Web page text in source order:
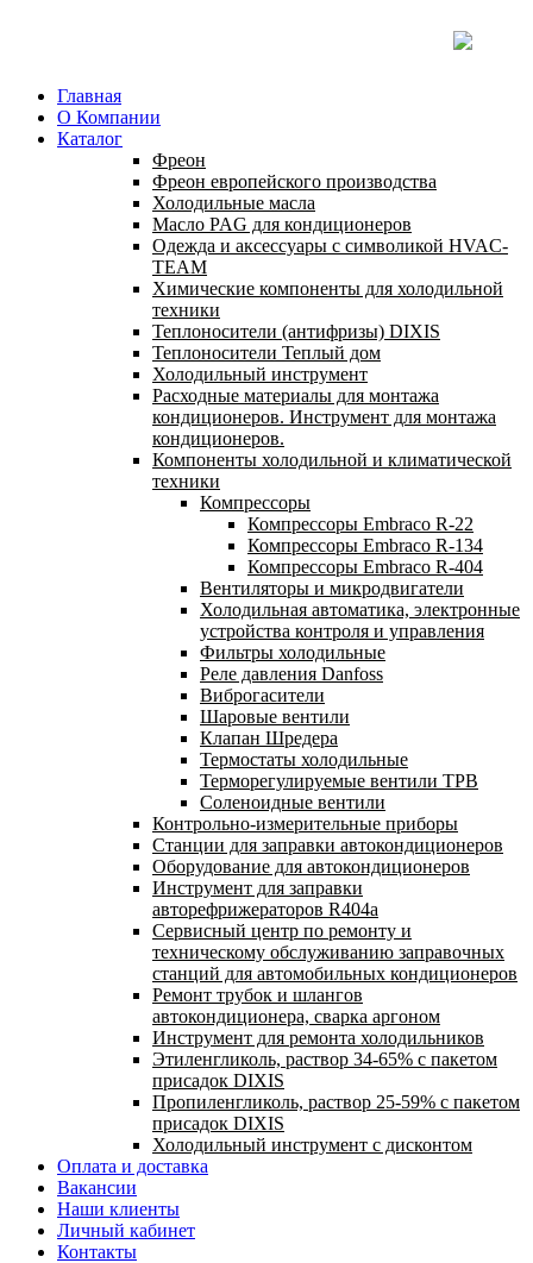
Главная
О Компании
Каталог
Фреон
Фреон европейского производства
Холодильные масла
Масло PAG для кондиционеров
Одежда и аксессуары с символикой HVAC-
TEAM
Химические компоненты для холодильной
техники
Теплоносители (антифризы) DIXIS
Теплоносители Теплый дом
Холодильный инструмент
Расходные материалы для монтажа
кондиционеров. Инструмент для монтажа
кондиционеров.
Компоненты холодильной и климатической
техники
Компрессоры
Компрессоры Embraco R-22
Компрессоры Embraco R-134
Компрессоры Embraco R-404
Вентиляторы и микродвигатели
Холодильная автоматика, электронные
устройства контроля и управления
Фильтры холодильные
Реле давления Danfoss
Виброгасители
Шаровые вентили
Клапан Шредера
Термостаты холодильные
Терморегулируемые вентили ТРВ
Соленоидные вентили
Контрольно-измерительные приборы
Станции для заправки автокондиционеров
Оборудование для автокондиционеров
Инструмент для заправки
авторефрижераторов R404a
Сервисный центр по ремонту и
техническому обслуживанию заправочных
станций для автомобильных кондиционеров
Ремонт трубок и шлангов
автокондиционера, сварка аргоном
Инструмент для ремонта холодильников
Этиленгликоль, раствор 34-65% с пакетом
присадок DIXIS
Пропиленгликоль, раствор 25-59% с пакетом
присадок DIXIS
Холодильный инструмент с дисконтом
Оплата и доставка
Вакансии
Наши клиенты
Личный кабинет
Контакты